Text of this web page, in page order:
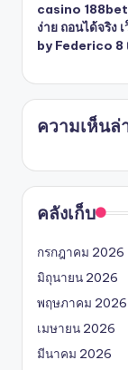
casino
ง่าย ถอนได้จริง
by Federico 8
ความเห็นล่
คลังเก็บ
กรกฎาคม 2026
มิถุนายน 2026
พฤษภาคม 2026
เมษายน 2026
มีนาคม 2026